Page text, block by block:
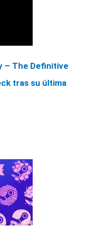
– The Definitive
tras su última